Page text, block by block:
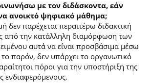
με τον διδάσκοντα, εάν
ανοικτό ψηφιακό μάθημα;
δεν παρέχεται περαιτέρω διδακτική
από την κατάλληλη διαμόρφωση των
αυτά να είναι προσβάσιμα μέσω
παρόν, δεν υπάρχει το οργανωτικό
πόροι για την υποστήριξη της
ενδιαφερόμενους.